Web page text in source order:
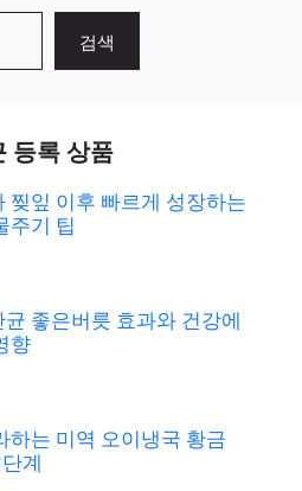
검색
등록 상품
찢잎 이후 빠르게 성장하는
주기 팁
좋은버릇 효과와 건강에
향
하는 미역 오이냉국 황금
계